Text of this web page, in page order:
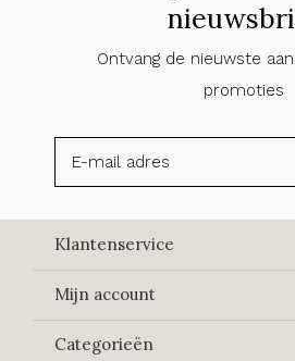
Ontvang de nieuwste
promoties
Klantenservice
Mijn account
Categorieën